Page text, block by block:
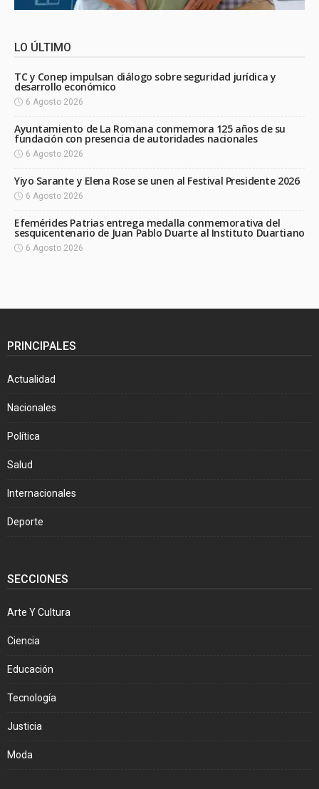
LO ÚLTIMO
TC y Conep impulsan diálogo sobre seguridad jurídica y
desarrollo económico
6 Agosto 2026
Ayuntamiento de La Romana conmemora 125 años de su
fundación con presencia de autoridades nacionales
6 Agosto 2026
Yiyo Sarante y Elena Rose se unen al Festival Presidente 2026
6 Agosto 2026
Efemérides Patrias entrega medalla conmemorativa del
sesquicentenario de Juan Pablo Duarte al Instituto Duartiano
6 Agosto 2026
PRINCIPALES
Actualidad
Nacionales
Política
Salud
Internacionales
Deporte
SECCIONES
Arte Y Cultura
Ciencia
Educación
Tecnología
Justicia
Moda